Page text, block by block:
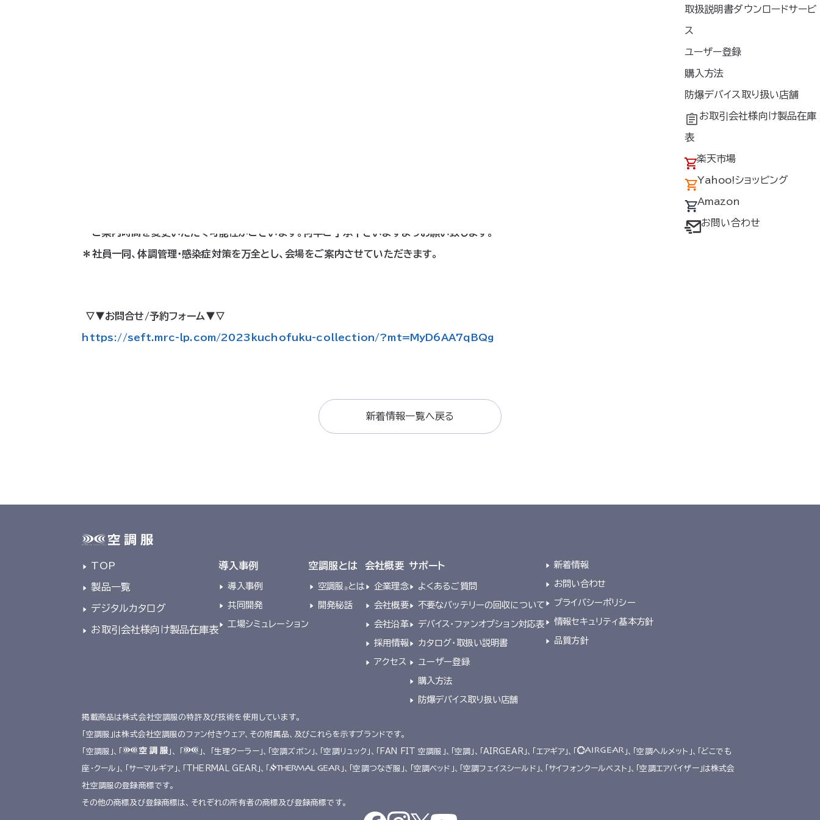
取扱説明書ダウンロードサービ
ス
ユーザー登録
購入方法
防爆デバイス取り扱い店舗
お取引会社様向け製品在庫
表
楽天市場
Yahoo!ショッピング
Amazon
お問い合わせ
ご案内時間を変更 いただく可能性がございます。何卒ご了承下さいますようお願い致します。
＊社員一同、体調管理・感染症対策を万全とし、会場をご案内させていただきます。
▽▼お問合せ/予約フォーム▼▽
https://seft.mrc-lp.com/2023kuchofuku-collection/?mt=MyD6AA7qBQg
新着情報一覧へ戻る
TOP
製品一覧
デジタルカタログ
お取引会社様向け製品在庫表
導入事例
導入事例
共同開発
工場シミュレーション
空調服とは
空調服 ®とは
開発秘話
会社概要
企業理念
会社概要
会社沿革
採用情報
アクセス
サポート
よくあるご質問
不要なバッテリーの回収について
デバイス・ファンオプション対応表
カタログ・取扱い説明書
ユーザー登録
購入方法
防爆デバイス取り扱い店舗
新着情報
お問い合わせ
プライバシーポリシー
情報セキュリティ基本方針
品質方針
掲載商品は株式会社空調服の特許及び技術を使用しています。
「空調服」は株式会社空調服のファン付きウェア、その附属品、及びこれらを示すブランドです。
「空調服」、「 」、 「 」、 「生理クーラー」、「空調ズボン」、「空調リュック」、「FAN FIT 空調服」、「空調」、「AIRGEAR」、「エアギア」、「 」、「空調ヘルメット」、「どこでも
座･クール」、「サーマルギア」、「THERMAL GEAR」、「 」、「空調つなぎ服」、「空調ベッド」、「空調フェイスシールド」、「サイフォンクールベスト」、「空調エアバイザー」は株式会
社空調服の登録商標です。
その他の商標及び登録商標は、それぞれの所有者の商標及び登録商標です。